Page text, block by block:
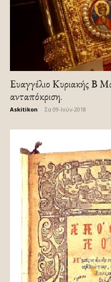
Ευαγγέλιο Κυριακής Β
ανταπόκριση.
Askitikon Σα 09-Ιούν-2018